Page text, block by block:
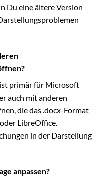
Du eine ältere Version
ist primär für Microsoft
auch mit anderen
die das .docx-Format
LibreOffice.
in der Darstellung
anpassen?